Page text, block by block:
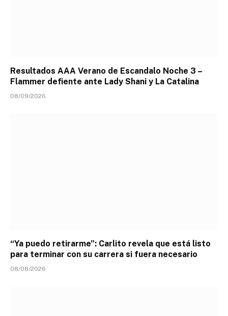
Resultados AAA Verano de Escandalo Noche 3 –
Flammer defiente ante Lady Shani y La Catalina
08/09/2026
“Ya puedo retirarme”: Carlito revela que está listo
para terminar con su carrera si fuera necesario
08/08/2026